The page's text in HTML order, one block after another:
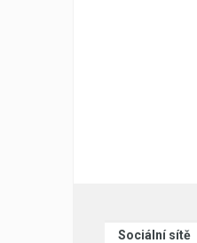
Sociální sítě